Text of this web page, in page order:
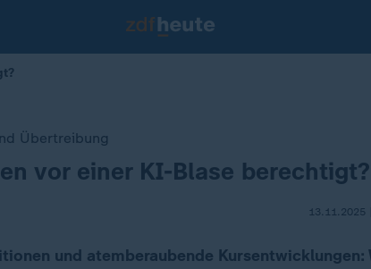
Übertreibung
vor einer KI-Blase berechtigt?
13.11.2025
und atemberaubende Kursentwicklungen: